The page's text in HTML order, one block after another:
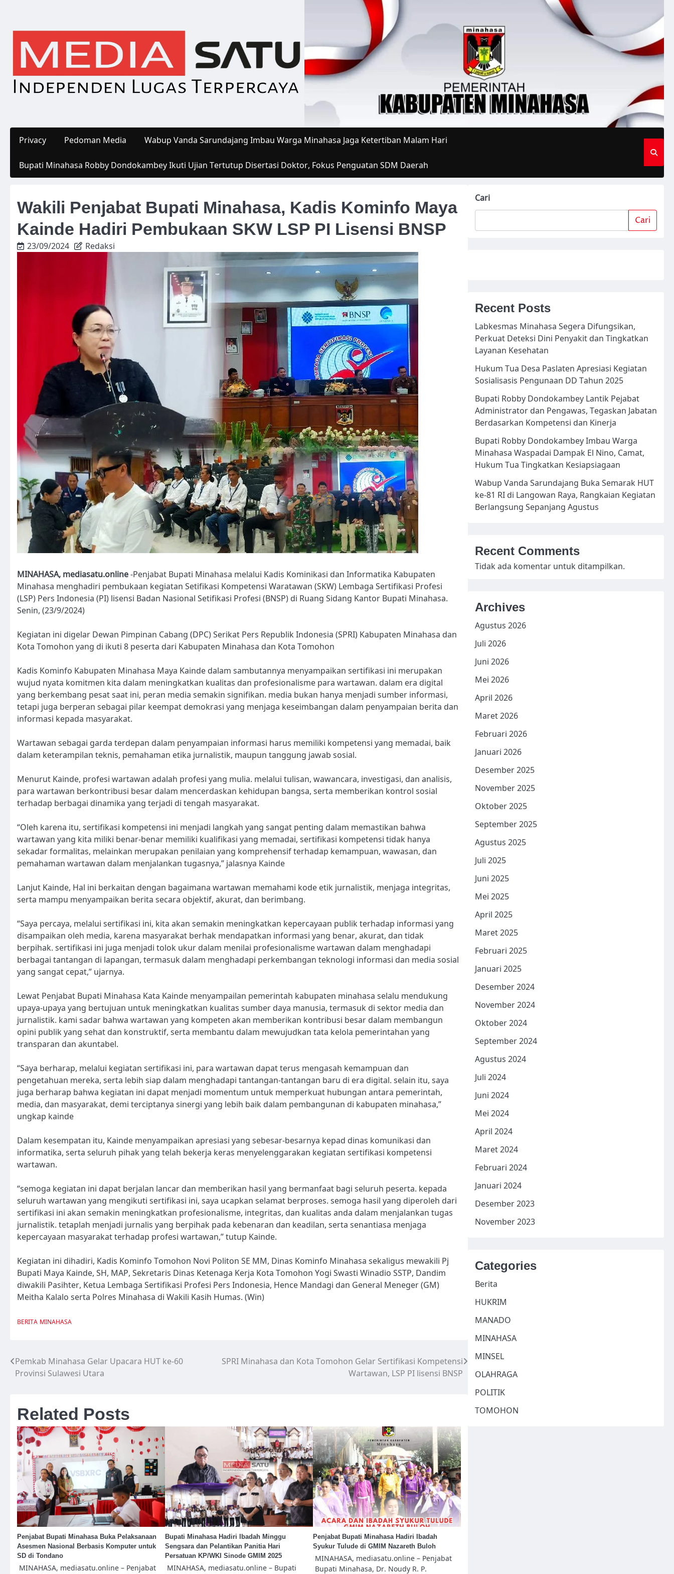
content
Privacy Pedoman Media Wabup Vanda Sarundajang Imbau Warga Minahasa Jaga Ketertiban Malam Hari
Bupati Minahasa Robby Dondokambey Ikuti Ujian Tertutup Disertasi Doktor, Fokus Penguatan SDM Daerah
Wakili Penjabat Bupati Minahasa, Kadis Kominfo Maya
Kainde Hadiri Pembukaan SKW LSP PI Lisensi BNSP
23/09/2024 Redaksi
MINAHASA, mediasatu.online-Penjabat Bupati Minahasa melalui Kadis Kominikasi dan Informatika Kabupaten
Minahasa menghadiri pembukaan kegiatan Setifikasi Kompetensi Waratawan (SKW) Lembaga Sertifikasi Profesi
(LSP) Pers Indonesia (PI) lisensi Badan Nasional Setifikasi Profesi (BNSP) di Ruang Sidang Kantor Bupati Minahasa.
Senin, (23/9/2024)
Kegiatan ini digelar Dewan Pimpinan Cabang (DPC) Serikat Pers Republik Indonesia (SPRI) Kabupaten Minahasa dan
Kota Tomohon yang di ikuti 8 peserta dari Kabupaten Minahasa dan Kota Tomohon
Kadis Kominfo Kabupaten Minahasa Maya Kainde dalam sambutannya menyampaikan sertifikasi ini merupakan
wujud nyata komitmen kita dalam meningkatkan kualitas dan profesionalisme para wartawan. dalam era digital
yang berkembang pesat saat ini, peran media semakin signifikan. media bukan hanya menjadi sumber informasi,
tetapi juga berperan sebagai pilar keempat demokrasi yang menjaga keseimbangan dalam penyampaian berita dan
informasi kepada masyarakat.
Wartawan sebagai garda terdepan dalam penyampaian informasi harus memiliki kompetensi yang memadai, baik
dalam keterampilan teknis, pemahaman etika jurnalistik, maupun tanggung jawab sosial.
Menurut Kainde, profesi wartawan adalah profesi yang mulia. melalui tulisan, wawancara, investigasi, dan analisis,
para wartawan berkontribusi besar dalam mencerdaskan kehidupan bangsa, serta memberikan kontrol sosial
terhadap berbagai dinamika yang terjadi di tengah masyarakat.
“Oleh karena itu, sertifikasi kompetensi ini menjadi langkah yang sangat penting dalam memastikan bahwa
wartawan yang kita miliki benar-benar memiliki kualifikasi yang memadai, sertifikasi kompetensi tidak hanya
sekadar formalitas, melainkan merupakan penilaian yang komprehensif terhadap kemampuan, wawasan, dan
pemahaman wartawan dalam menjalankan tugasnya,” jalasnya Kainde
Lanjut Kainde, Hal ini berkaitan dengan bagaimana wartawan memahami kode etik jurnalistik, menjaga integritas,
serta mampu menyampaikan berita secara objektif, akurat, dan berimbang.
“Saya percaya, melalui sertifikasi ini, kita akan semakin meningkatkan kepercayaan publik terhadap informasi yang
disampaikan oleh media, karena masyarakat berhak mendapatkan informasi yang benar, akurat, dan tidak
berpihak. sertifikasi ini juga menjadi tolok ukur dalam menilai profesionalisme wartawan dalam menghadapi
berbagai tantangan di lapangan, termasuk dalam menghadapi perkembangan teknologi informasi dan media sosial
yang sangat cepat,” ujarnya.
Lewat Penjabat Bupati Minahasa Kata Kainde menyampailan pemerintah kabupaten minahasa selalu mendukung
upaya-upaya yang bertujuan untuk meningkatkan kualitas sumber daya manusia, termasuk di sektor media dan
jurnalistik. kami sadar bahwa wartawan yang kompeten akan memberikan kontribusi besar dalam membangun
opini publik yang sehat dan konstruktif, serta membantu dalam mewujudkan tata kelola pemerintahan yang
transparan dan akuntabel.
“Saya berharap, melalui kegiatan sertifikasi ini, para wartawan dapat terus mengasah kemampuan dan
pengetahuan mereka, serta lebih siap dalam menghadapi tantangan-tantangan baru di era digital. selain itu, saya
juga berharap bahwa kegiatan ini dapat menjadi momentum untuk memperkuat hubungan antara pemerintah,
media, dan masyarakat, demi terciptanya sinergi yang lebih baik dalam pembangunan di kabupaten minahasa,”
ungkap kainde
Dalam kesempatan itu, Kainde menyampaikan apresiasi yang sebesar-besarnya kepad dinas komunikasi dan
informatika, serta seluruh pihak yang telah bekerja keras menyelenggarakan kegiatan sertifikasi kompetensi
wartawan.
“semoga kegiatan ini dapat berjalan lancar dan memberikan hasil yang bermanfaat bagi seluruh peserta. kepada
seluruh wartawan yang mengikuti sertifikasi ini, saya ucapkan selamat berproses. semoga hasil yang diperoleh dari
sertifikasi ini akan semakin meningkatkan profesionalisme, integritas, dan kualitas anda dalam menjalankan tugas
jurnalistik. tetaplah menjadi jurnalis yang berpihak pada kebenaran dan keadilan, serta senantiasa menjaga
kepercayaan masyarakat terhadap profesi wartawan,” tutup Kainde.
Kegiatan ini dihadiri, Kadis Kominfo Tomohon Novi Politon SE MM, Dinas Kominfo Minahasa sekaligus mewakili Pj
Bupati Maya Kainde, SH, MAP, Sekretaris Dinas Ketenaga Kerja Kota Tomohon Yogi Swasti Winadio SSTP, Dandim
diwakili Pasihter, Ketua Lembaga Sertifikasi Profesi Pers Indonesia, Hence Mandagi dan General Meneger (GM)
Meitha Kalalo serta Polres Minahasa di Wakili Kasih Humas. (Win)
BERITA MINAHASA
Navigasi
Pemkab Minahasa Gelar Upacara HUT ke-60
Provinsi Sulawesi Utara
SPRI Minahasa dan Kota Tomohon Gelar Sertifikasi Kompetensi
Wartawan, LSP PI lisensi BNSP
Related Posts
Penjabat Bupati Minahasa Buka Pelaksanaan
Asesmen Nasional Berbasis Komputer untuk
SD di Tondano
MINAHASA, mediasatu.online – Penjabat
Bupati Minahasa Hadiri Ibadah Minggu
Sengsara dan Pelantikan Panitia Hari
Persatuan KP/WKI Sinode GMIM 2025
MINAHASA, mediasatu.online – Bupati
Penjabat Bupati Minahasa Hadiri Ibadah
Syukur Tulude di GMIM Nazareth Buloh
MINAHASA, mediasatu.online – Penjabat
Bupati Minahasa, Dr. Noudy R. P.
Cari
Cari
Recent Posts
Labkesmas Minahasa Segera Difungsikan,
Perkuat Deteksi Dini Penyakit dan Tingkatkan
Layanan Kesehatan
Hukum Tua Desa Paslaten Apresiasi Kegiatan
Sosialisasis Pengunaan DD Tahun 2025
Bupati Robby Dondokambey Lantik Pejabat
Administrator dan Pengawas, Tegaskan Jabatan
Berdasarkan Kompetensi dan Kinerja
Bupati Robby Dondokambey Imbau Warga
Minahasa Waspadai Dampak El Nino, Camat,
Hukum Tua Tingkatkan Kesiapsiagaan
Wabup Vanda Sarundajang Buka Semarak HUT
ke-81 RI di Langowan Raya, Rangkaian Kegiatan
Berlangsung Sepanjang Agustus
Recent Comments
Tidak ada komentar untuk ditampilkan.
Archives
Agustus 2026
Juli 2026
Juni 2026
Mei 2026
April 2026
Maret 2026
Februari 2026
Januari 2026
Desember 2025
November 2025
Oktober 2025
September 2025
Agustus 2025
Juli 2025
Juni 2025
Mei 2025
April 2025
Maret 2025
Februari 2025
Januari 2025
Desember 2024
November 2024
Oktober 2024
September 2024
Agustus 2024
Juli 2024
Juni 2024
Mei 2024
April 2024
Maret 2024
Februari 2024
Januari 2024
Desember 2023
November 2023
Categories
Berita
HUKRIM
MANADO
MINAHASA
MINSEL
OLAHRAGA
POLITIK
TOMOHON